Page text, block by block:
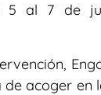
5 al 7 de
acoger en